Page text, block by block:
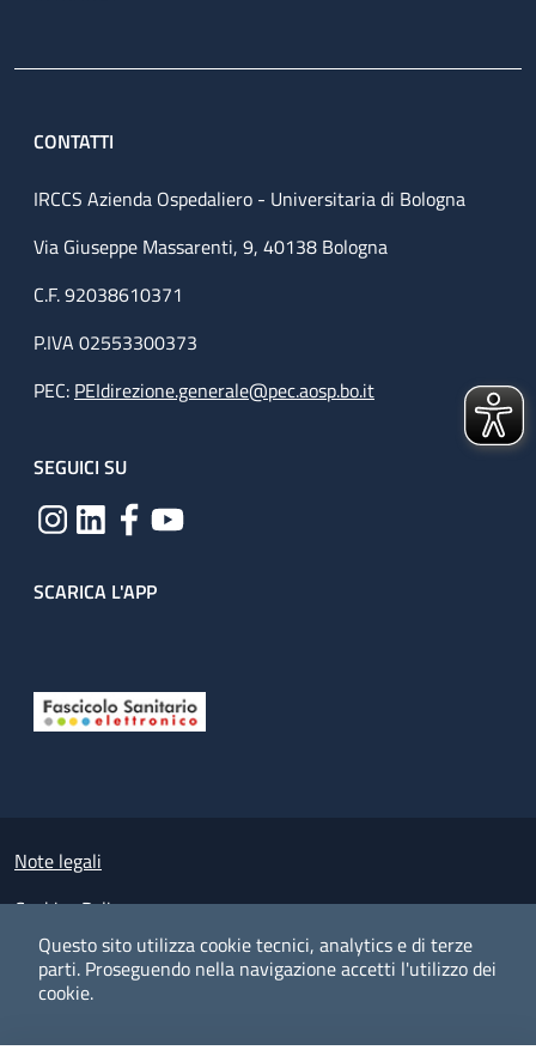
Questo sito utilizza cookie tecnici, analytics e di terze
parti. Proseguendo nella navigazione accetti l'utilizzo dei
cookie.
CONTATTI
IRCCS Azienda Ospedaliero - Universitaria di Bologna
Via Giuseppe Massarenti, 9, 40138 Bologna
C.F. 92038610371
P.IVA 02553300373
PEC: PEIdirezione.generale@pec.aosp.bo.it
SEGUICI SU
SCARICA L'APP
Small prints
Note legali
Cookies Policy
Policy privacy e protezione del dato personale
Albo pretorio on-line